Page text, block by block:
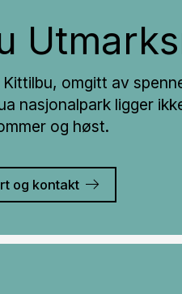
omgitt av
nasjonalpark ligger
og høst.
og kontakt